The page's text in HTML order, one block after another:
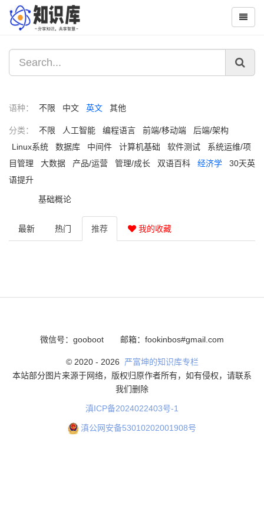
语种： 不限 中文 英文 其他
分类： 不限 人工智能 编程语言 前端/移动端
后端/架构
Linux系统
数据库 中间件 计算机基础 软件测试
系统运维/项
目管理
大数据 产品/运营 管理/成长 双语百科 经济学
30天英
语提升
基础概论
最新 热门 推荐 我的收藏
微信号：gooboot 邮箱：fookinbos#gmail.com
© 2020 - 2026
严富坤的知识库专栏
本站部分图片来源于网络，版权归原作者所有，如有侵权，请联系
我们删除
滇ICP备2024022403号-1
滇公网安备53010202001908号